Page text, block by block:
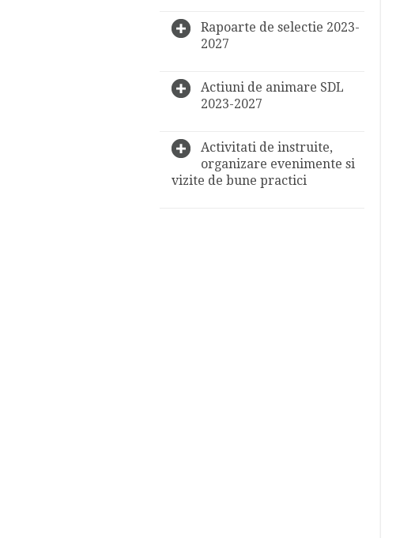
Rapoarte de selectie 2023-
2027
Actiuni de animare SDL
2023-2027
Activitati de instruite,
organizare evenimente si
vizite de bune practici